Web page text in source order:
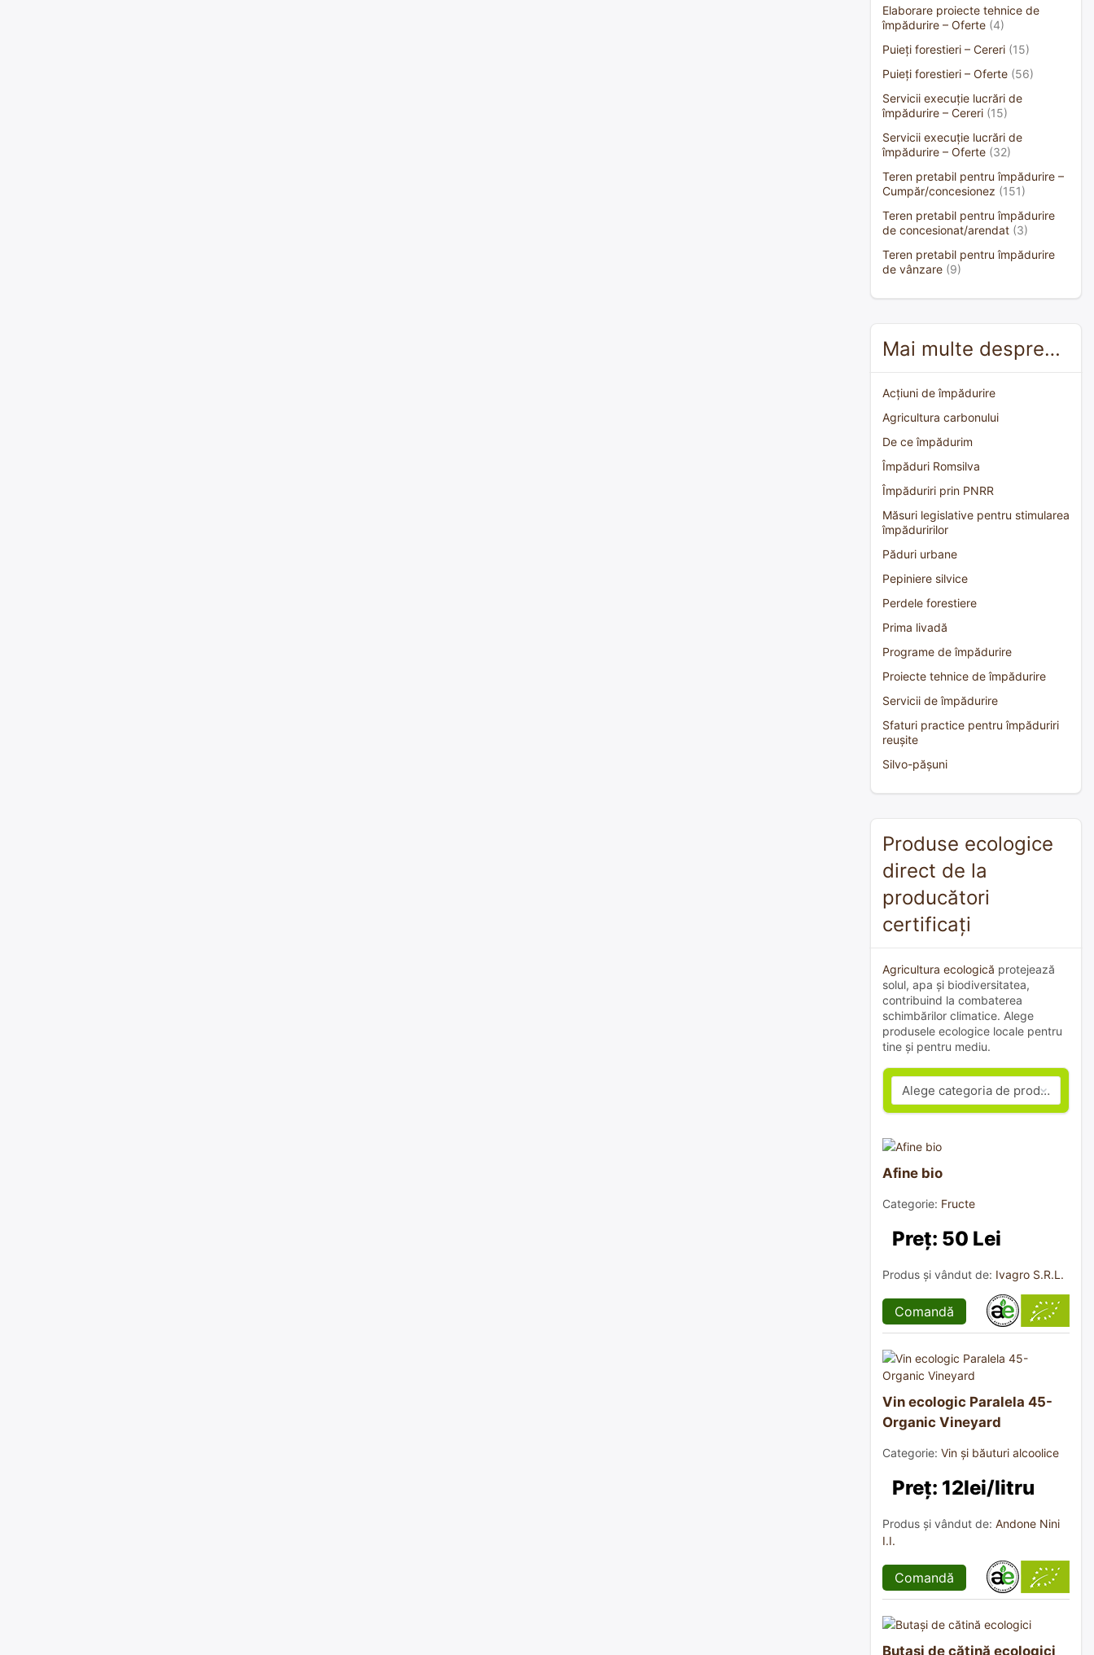
Elaborare proiecte tehnice de
împădurire – Oferte (4)
Puieți forestieri – Cereri (15)
Puieți forestieri – Oferte (56)
Servicii execuție lucrări de
împădurire – Cereri (15)
Servicii execuție lucrări de
împădurire – Oferte (32)
Teren pretabil pentru împădurire –
Cumpăr/concesionez (151)
Teren pretabil pentru împădurire
de concesionat/arendat (3)
Teren pretabil pentru împădurire
de vânzare (9)
Mai multe despre…
Acțiuni de împădurire
Agricultura carbonului
De ce împădurim
Împăduri Romsilva
Împăduriri prin PNRR
Măsuri legislative pentru stimularea
împăduririlor
Păduri urbane
Pepiniere silvice
Perdele forestiere
Prima livadă
Programe de împădurire
Proiecte tehnice de împădurire
Servicii de împădurire
Sfaturi practice pentru împăduriri
reușite
Silvo-pășuni
Produse ecologice
direct de la
producători
certificați
Agricultura ecologică protejează
solul, apa și biodiversitatea,
contribuind la combaterea
schimbărilor climatice. Alege
produsele ecologice locale pentru
tine și pentru mediu.
Afine bio
Categorie: Fructe
Preț: 50 Lei
Produs și vândut de: Ivagro S.R.L.
Comandă
Vin ecologic Paralela 45-
Organic Vineyard
Categorie: Vin și băuturi alcoolice
Preț: 12lei/litru
Produs și vândut de: Andone Nini
I.I.
Comandă
Butași de cătină ecologici